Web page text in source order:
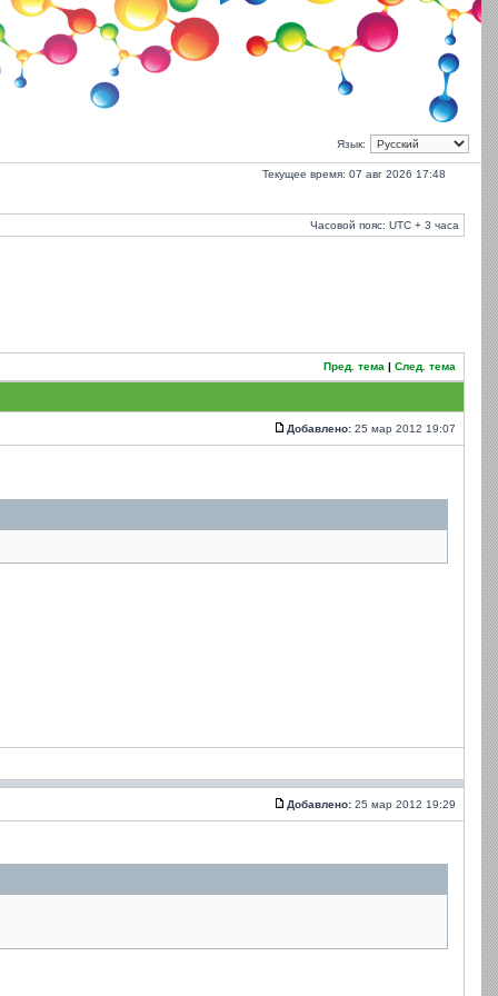
Язык:
Текущее время: 07 авг 2026 17:48
Часовой пояс: UTC + 3 часа
Пред. тема | След. тема
Добавлено: 25 мар 2012 19:07
Добавлено: 25 мар 2012 19:29